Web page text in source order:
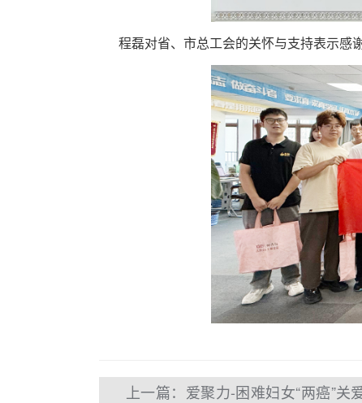
程磊对省、市总工会的关怀与支持表示感